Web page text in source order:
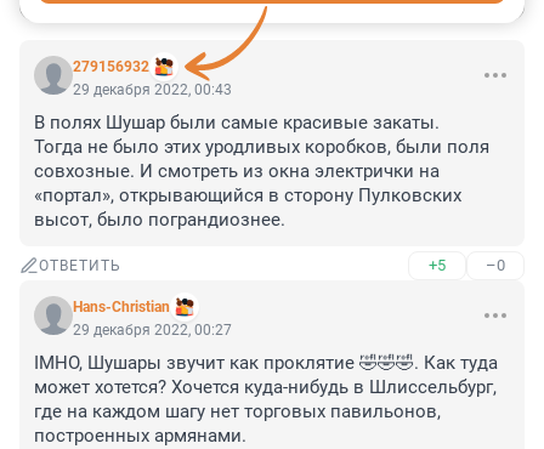
279156932
29 декабря 2022, 00:43
В полях Шушар были самые красивые закаты.
Тогда не было этих уродливых коробков, были поля
совхозные. И смотреть из окна электрички на
«портал», открывающийся в сторону Пулковских
высот, было пограндиознее.
ОТВЕТИТЬ +5 –0
Hans-Christian
29 декабря 2022, 00:27
IMHO, Шушары звучит как проклятие 🤣🤣🤣. Как туда
может хотется? Хочется куда-нибудь в Шлиссельбург,
где на каждом шагу нет торговых павильонов,
построенных армянами.